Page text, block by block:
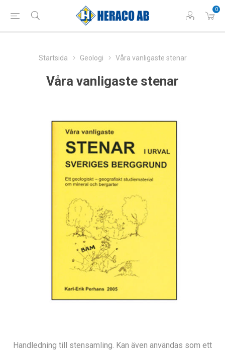
0
Startsida Geologi Våra vanligaste stenar
Våra vanligaste stenar
Handledning till stensamling. Kan även användas som ett